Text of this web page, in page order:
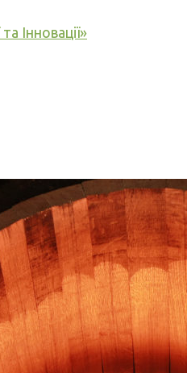
Інновації»